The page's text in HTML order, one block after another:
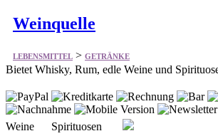
Weinquelle
LEBENSMITTEL > GETRÄNKE
Bietet Whisky, Rum, edle Weine und
Weine Spirituosen